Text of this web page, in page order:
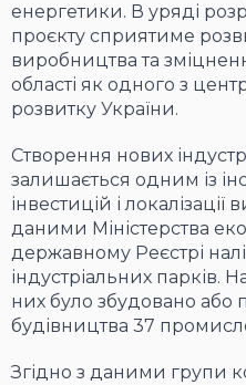
енергетики. В уряді
проєкту сприятиме
виробництва та
області як одного з
розвитку України.
Створення нових
залишається одним із
інвестицій і локалізації
даними Міністерства
державному Реєстрі
індустріальних парків.
них було збудовано або
будівництва 37
Згідно з даними групи